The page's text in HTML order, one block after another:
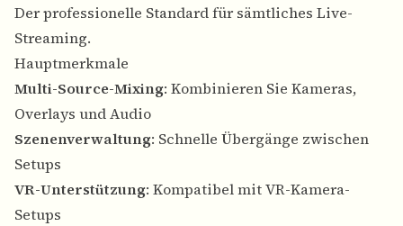
Der professionelle Standard für sämtliches Live-
Streaming.
Hauptmerkmale
Multi-Source-Mixing: Kombinieren Sie Kameras,
Overlays und Audio
Szenenverwaltung: Schnelle Übergänge zwischen
Setups
VR-Unterstützung: Kompatibel mit VR-Kamera-
Setups